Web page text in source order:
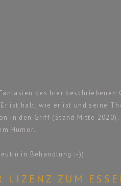
des hier beschriebenen
ist halt, wie er ist und seine
in den Griff (Stand Mitte
Humor.
in Behandlung :-))
LIZENZ ZUM